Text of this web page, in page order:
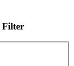
Filter